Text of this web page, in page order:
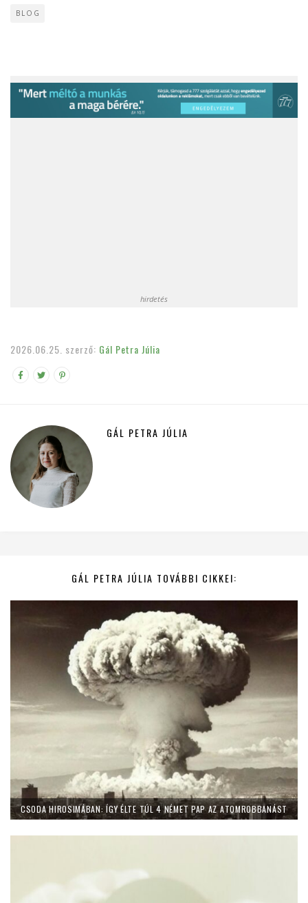
BLOG
hirdetés
2026.06.25. szerző: Gál Petra Júlia
GÁL PETRA JÚLIA
GÁL PETRA JÚLIA TOVÁBBI CIKKEI:
CSODA HIROSIMÁBAN: ÍGY ÉLTE TÚL 4 NÉMET PAP AZ ATOMROBBANÁST